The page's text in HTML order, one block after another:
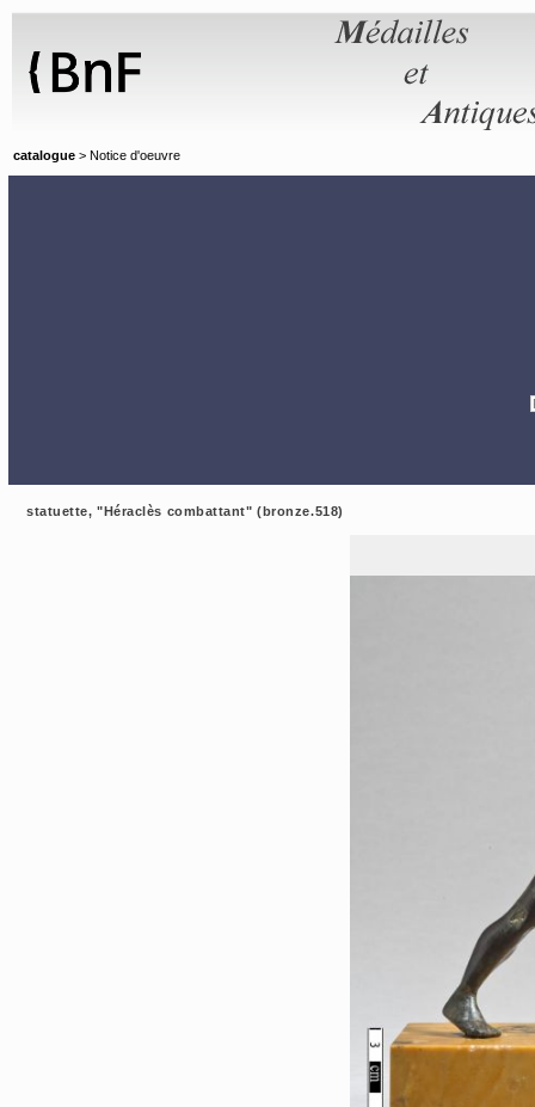
catalogue > Notice d'oeuvre
statuette, "Héraclès combattant" (bronze.518)